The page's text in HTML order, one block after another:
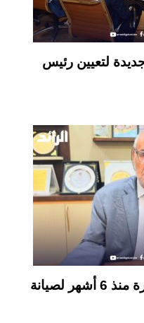
جديدة لتعيين رئيس
بلدية طبرق: أزمة المياه مستمرة منذ 6 أشهر لصيانة